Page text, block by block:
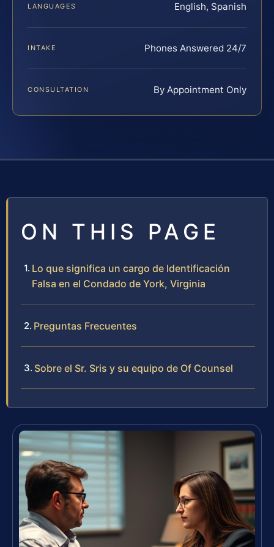
LANGUAGES English, Spanish
INTAKE Phones Answered 24/7
CONSULTATION By Appointment Only
ON THIS PAGE
Lo que significa un cargo de Identificación
Falsa en el Condado de York, Virginia
Preguntas Frecuentes
Sobre el Sr. Sris y su equipo de Of Counsel